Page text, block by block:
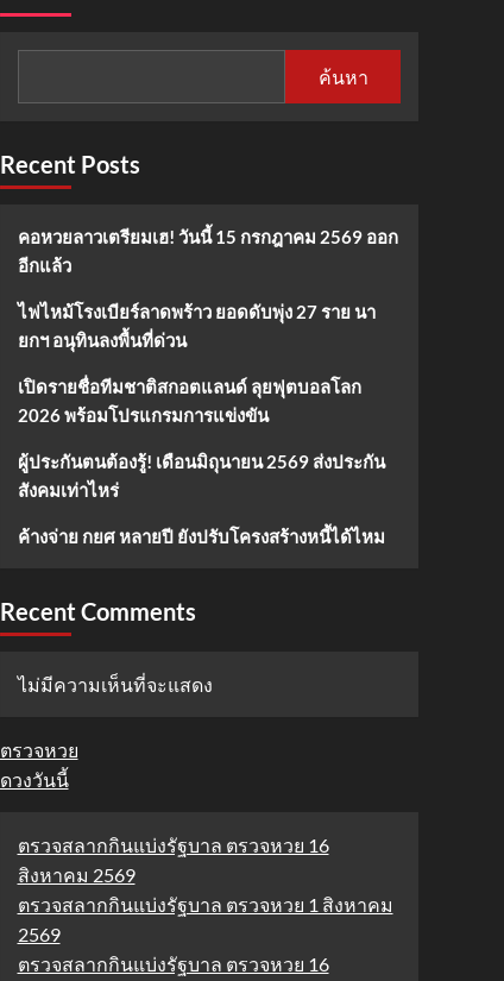
ค้นหา
Recent Posts
คอหวยลาวเตรียมเฮ! วันนี้ 15 กรกฎาคม 2569 ออก
อีกแล้ว
ไฟไหม้โรงเบียร์ลาดพร้าว ยอดดับพุ่ง 27 ราย นา
ยกฯ อนุทินลงพื้นที่ด่วน
เปิดรายชื่อทีมชาติสกอตแลนด์ ลุยฟุตบอลโลก
2026 พร้อมโปรแกรมการแข่งขัน
ผู้ประกันตนต้องรู้! เดือนมิถุนายน 2569 ส่งประกัน
สังคมเท่าไหร่
ค้างจ่าย กยศ หลายปี ยังปรับโครงสร้างหนี้ได้ไหม
Recent Comments
ไม่มีความเห็นที่จะแสดง
ตรวจหวย
ดวงวันนี้
ตรวจสลากกินแบ่งรัฐบาล ตรวจหวย 16
สิงหาคม 2569
ตรวจสลากกินแบ่งรัฐบาล ตรวจหวย 1 สิงหาคม
2569
ตรวจสลากกินแบ่งรัฐบาล ตรวจหวย 16